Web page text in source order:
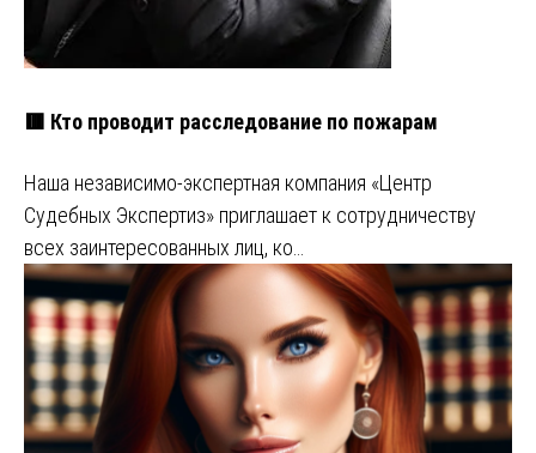
🟥 Кто проводит расследование по пожарам
Наша независимо-экспертная компания «Центр
Судебных Экспертиз» приглашает к сотрудничеству
всех заинтересованных лиц, ко…